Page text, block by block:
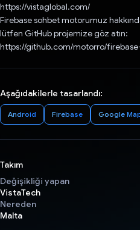
https://vistaglobal.com/
Firebase sohbet motorumuz
lütfen GitHub projemize göz atın:
https://github.com/motorro/
Aşağıdakilerle tasarlandı:
Android Firebase Google
Takım
Değişikliği yapan
VistaTech
Nereden
Malta